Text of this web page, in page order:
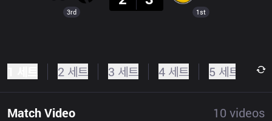
3rd 1st
2 세트 3 세트 4 세트 5 세트
Match Video 10 videos